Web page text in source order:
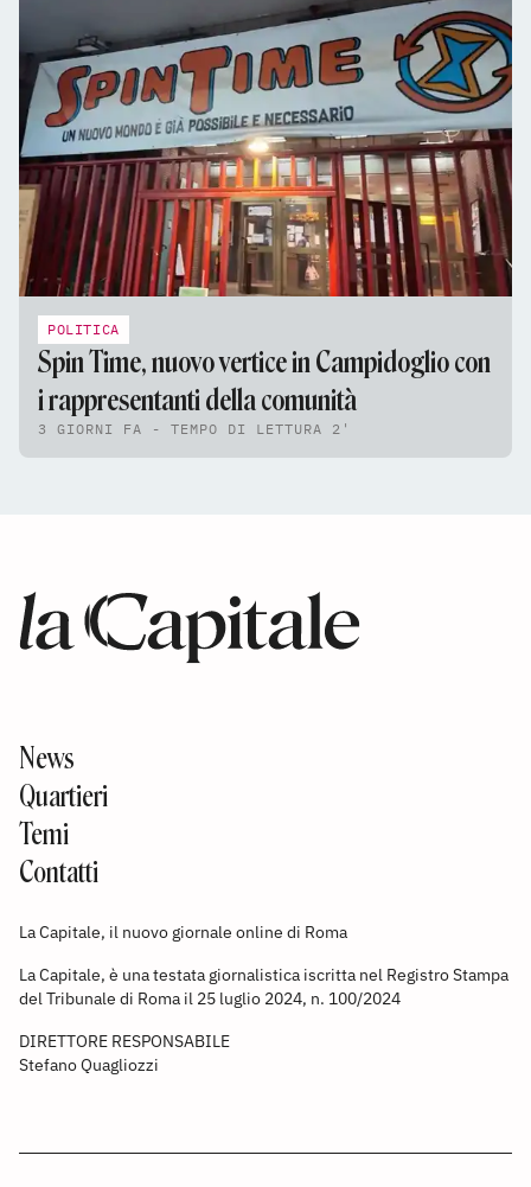
POLITICA
Spin Time, nuovo vertice in Campidoglio con
i rappresentanti della comunità
3 GIORNI FA - TEMPO DI LETTURA 2'
News
Quartieri
Temi
Contatti
La Capitale, il nuovo giornale online di Roma
La Capitale, è una testata giornalistica iscritta nel Registro Stampa
del Tribunale di Roma il 25 luglio 2024, n. 100/2024
DIRETTORE RESPONSABILE
Stefano Quagliozzi